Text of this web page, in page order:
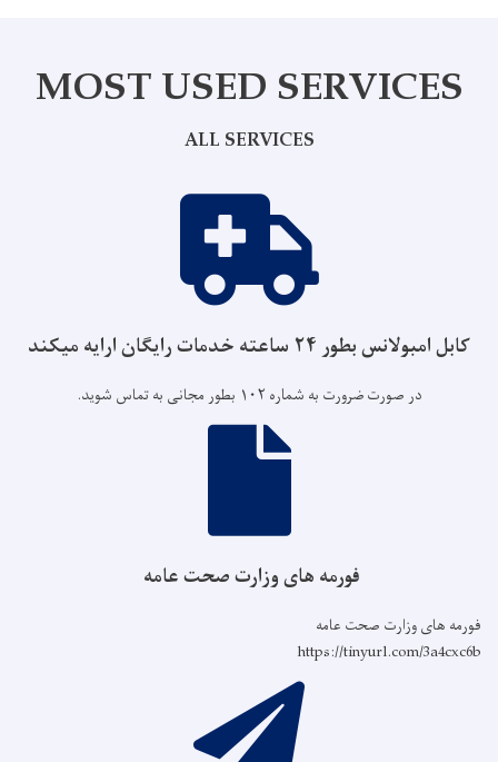
MOST USED SERVICES
ALL SERVICES
کابل امبولانس بطور ۲۴ ساعته خدمات رایگان ارایه میکند
در صورت ضرورت به شماره ۱۰۲ بطور مجانی به تماس شوید.
فورمه های وزارت صحت عامه
فورمه های وزارت صحت عامه
https://tinyurl.com/3a4cxc6b